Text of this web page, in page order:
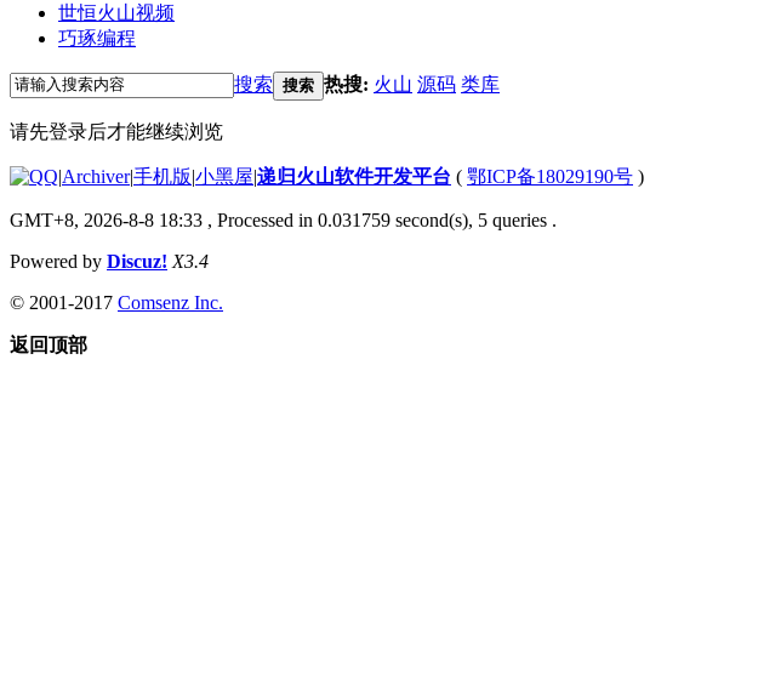
世恒火山视频
巧琢编程
搜索 搜索 热搜: 火山 源码 类库
请先登录后才能继续浏览
|Archiver|手机版|小黑屋|递归火山软件开发平台 ( 鄂ICP备18029190号 )
GMT+8, 2026-8-8 18:33 , Processed in 0.031759 second(s), 5 queries .
Powered by Discuz! X3.4
© 2001-2017 Comsenz Inc.
返回顶部